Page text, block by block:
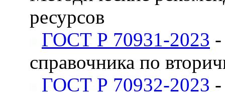
ресурсов
ГОСТ Р 70931-2023
справочника по
ГОСТ Р 70932-2023